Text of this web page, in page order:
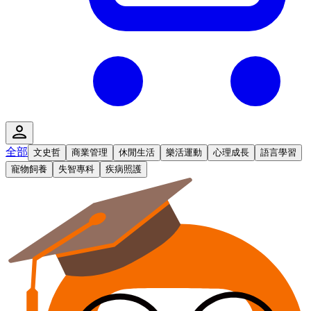
全部 文史哲 商業管理 休閒生活 樂活運動 心理成長
語言學習
寵物飼養
失智專科 疾病照護